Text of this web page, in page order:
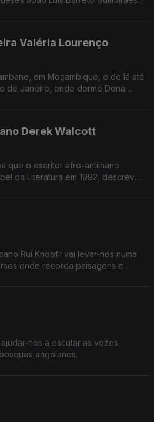
Valéria Lourenço
em Moçambique, e de lá até
de Janeiro, onde dorme Dona
Derek Walcott
que o escritor afro-antilhano
da Literatura em 1992, descreve
Rui Knopfli vai levar-nos numa
onde recorda paisagens e
nos a escutar as vozes
angolanos.